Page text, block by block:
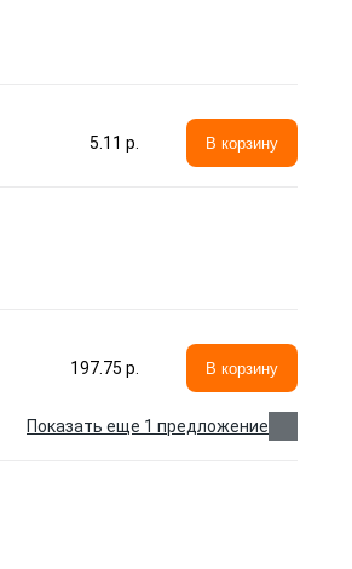
5.11 p. В корзину
197.75 p. В корзину
Показать еще 1 предложение